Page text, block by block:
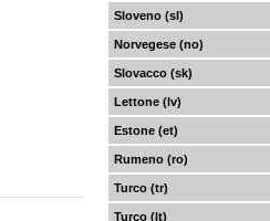
Sloveno (sl)
Norvegese (no)
Slovacco (sk)
Lettone (lv)
Estone (et)
Rumeno (ro)
Turco (tr)
Turco (lt)